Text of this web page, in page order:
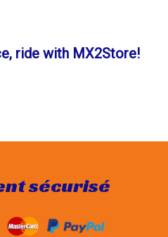
ride with MX2Store!
sécurisé